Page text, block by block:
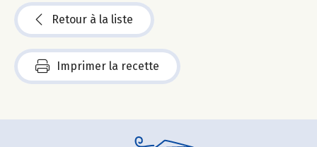
Retour à la liste
Imprimer la recette